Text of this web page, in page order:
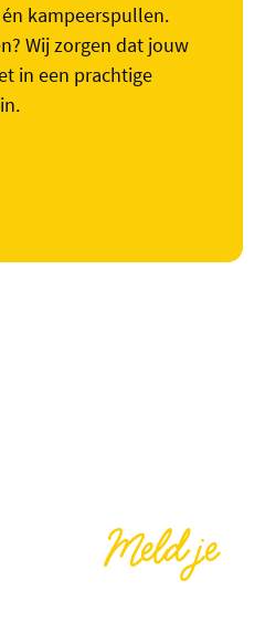
kampeerspullen.
Wij zorgen dat jouw
in een prachtige
Meld je